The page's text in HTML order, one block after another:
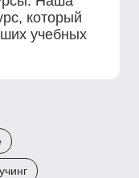
который
учебных